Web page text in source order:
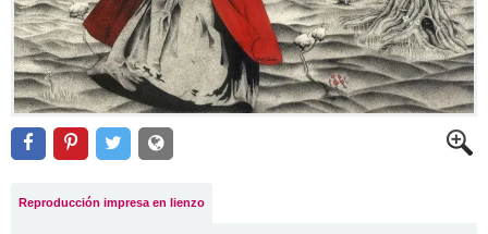
Reproducción impresa en lienzo